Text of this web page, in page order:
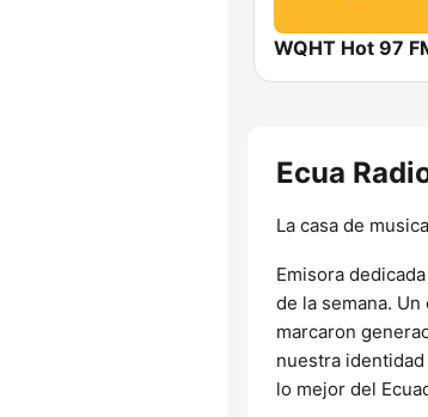
WQHT Hot 97
Ecua
La casa de
Emisora
de la semana.
marcaron
nuestra
lo mejor del